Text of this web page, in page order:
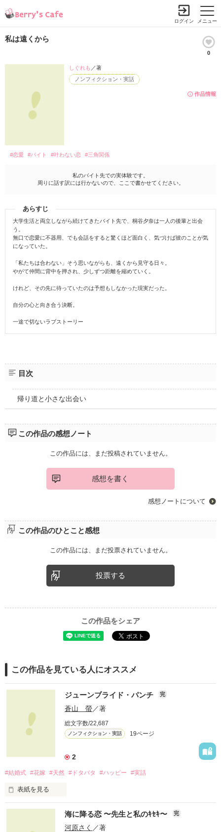
メニュー
ログイン
私は遠くから
0
作品情報
ノンフィクション・実話
しぐれも ／著
#恋愛 #バイト #叶わない恋 #三角関係
私のバイト先での実体験です。
周りに話す訳には行かないので、ここで書かせてください。
あらすじ
大学生活と両立しながら続けてきたバイト先で、桐谷夕奈は一人の後輩と出会
う。
無口で恋愛に不器用、でも会話をすると驚くほど面白く、気づけば彼のことが気
になっていた。
「私たちは合わない」そう思いながらも、遠くから見守る日々。
やがて仲間に背中を押され、少しずつ距離を縮めていく。
けれど、その先に待っていたのは予想もしなかった現実だった。
自分の心と向き合う決断。
一途で切ないラブストーリー
目次
帰り道と小さな出会い
この作品の感想ノート
この作品には、まだ投稿されていません。
感想を書く
感想ノートについて
この作品のひとこと感想
この作品には、まだ投票されていません。
投票する
この作品をシェア
この作品を見ている人にオススメ
ジューンブライド・パンチ 完
蒼山 螢／著
総文字数/22,687
ノンフィクション・実話 19ページ
2
#結婚式 #花嫁 #天然 #ドタバタ #ハッピー #実話
表紙を見る
２０１２年６月２４日。晴れ。
海に降る恋 〜先生と私のｷｾｷ〜 完
河原さく ／著